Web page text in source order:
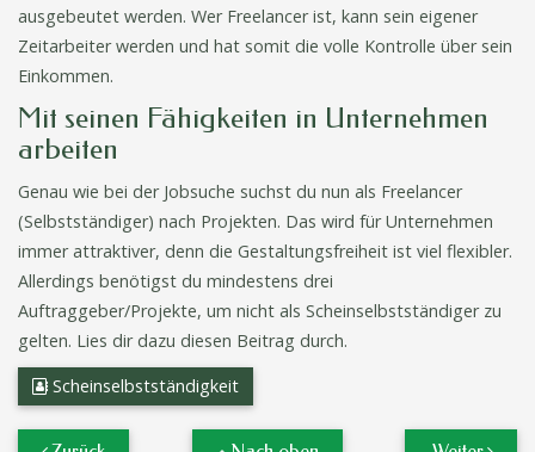
ausgebeutet werden. Wer Freelancer ist, kann sein eigener
Zeitarbeiter werden und hat somit die volle Kontrolle über sein
Einkommen.
Mit seinen Fähigkeiten in Unternehmen
arbeiten
Genau wie bei der Jobsuche suchst du nun als Freelancer
(Selbstständiger) nach Projekten. Das wird für Unternehmen
immer attraktiver, denn die Gestaltungsfreiheit ist viel flexibler.
Allerdings benötigst du mindestens drei
Auftraggeber/Projekte, um nicht als Scheinselbstständiger zu
gelten. Lies dir dazu diesen Beitrag durch.
Scheinselbstständigkeit